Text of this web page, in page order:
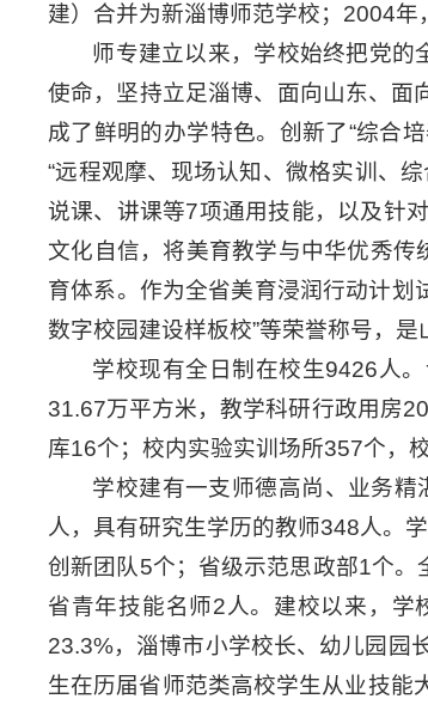
建）合并为新淄博师范学校；2004年
师专建立以来，学校始终把党的
使命，坚持立足淄博、面向山东、面
成了鲜明的办学特色。创新了“综合
“远程观摩、现场认知、微格实训、
说课、讲课等7项通用技能，以及针
文化自信，将美育教学与中华优秀传
育体系。作为全省美育浸润行动计划
数字校园建设样板校”等荣誉称号，
学校现有全日制在校生9426人
31.67万平方米，教学科研行政用房
库16个；校内实验实训场所357个，
学校建有一支师德高尚、业务
人，具有研究生学历的教师348人。
创新团队5个；省级示范思政部1个。
省青年技能名师2人。建校以来，
23.3%，淄博市小学校长、幼儿园园
生在历届省师范类高校学生从业技能